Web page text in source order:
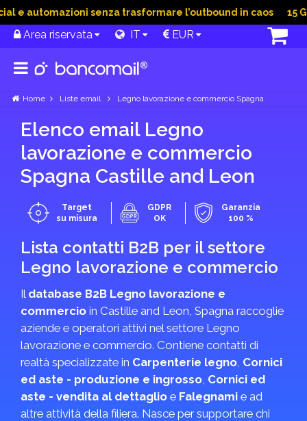
automazioni senza trasformare l’outbound in caos 15 Giu
Area riservata IT EUR
Home Liste email Legno lavorazione e commercio Spagna
Elenco email Legno
lavorazione e commercio
Spagna Castille and Leon
Target
su misura
GDPR
OK
Garanzia
100 %
Lista contatti B2B per il settore
Legno lavorazione e commercio
Il database B2B Legno lavorazione e
commercio in Castille and Leon, Spagna raccoglie
aziende e operatori attivi nel settore Legno
lavorazione e commercio. Contiene contatti di
realtà specializzate in Carpenterie legno, Cornici
ed aste - produzione e ingrosso, Cornici ed
aste - vendita al dettaglio e Falegnami e ad
altre attività della filiera. Nasce per supportare chi